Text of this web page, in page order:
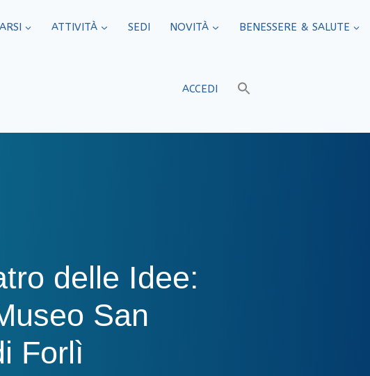
ATTIVITÀ SEDI​ NOVITÀ BENESSERE & SALUTE
ACCEDI
delle Idee:
San
Forlì